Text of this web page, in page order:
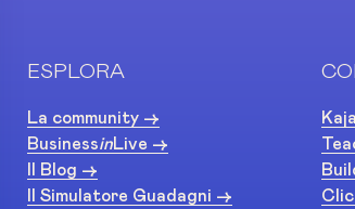
ESPLORA
La community ->
BusinessinLive ->
Il Blog ->
Il Simulatore Guadagni ->